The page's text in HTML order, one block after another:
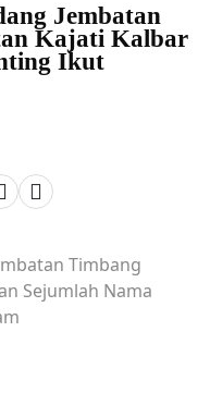
Jembatan
Kajati Kalbar
Ikut